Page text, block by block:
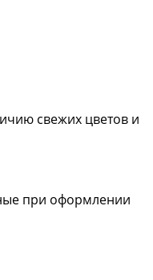
свежих цветов и
при оформлении